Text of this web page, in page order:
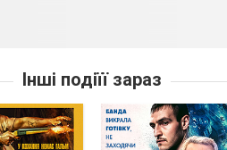
Інші подіїї зараз